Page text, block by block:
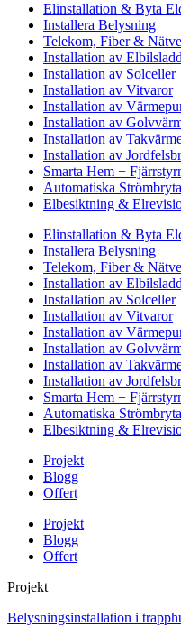
Elinstallation & Byta
Installera Belysning
Telekom, Fiber &
Installation av
Installation av Solceller
Installation av Vitvaror
Installation av
Installation av
Installation av
Installation av
Smarta Hem +
Automatiska
Elbesiktning &
Elinstallation & Byta
Installera Belysning
Telekom, Fiber &
Installation av
Installation av Solceller
Installation av Vitvaror
Installation av
Installation av
Installation av
Installation av
Smarta Hem +
Automatiska
Elbesiktning &
Projekt
Blogg
Offert
Projekt
Blogg
Offert
Projekt
Belysningsinstallation i